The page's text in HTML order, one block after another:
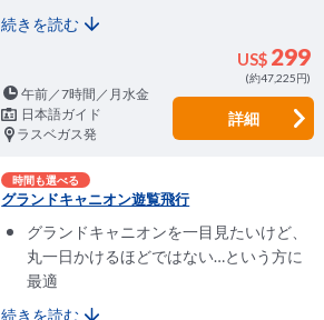
続きを読む
US$ 299
(約47,225円)
午前／7時間／月水金
日本語ガイド
ラスベガス発
詳細
時間も選べる
グランドキャニオン遊覧飛行
グランドキャニオンを一目見たいけど、
丸一日かけるほどではない…という方に
最適
続きを読む